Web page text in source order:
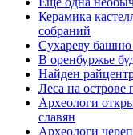
Керамика
собраний
Сухареву башню
В оренбуржье
Найден
Леса на острове
Археологи
славян
Археологи